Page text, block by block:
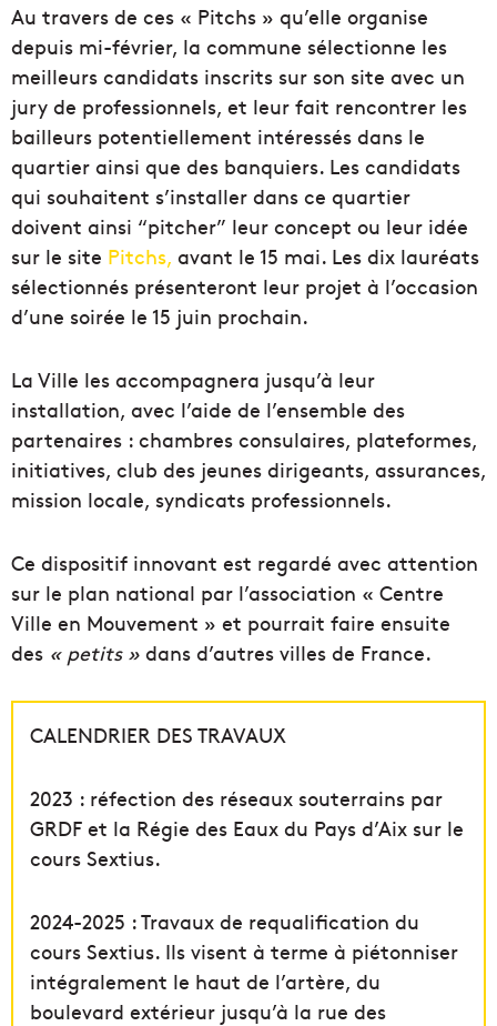
Au travers de ces « Pitchs » qu’elle organise
depuis mi-février, la commune sélectionne les
meilleurs candidats inscrits sur son site avec un
jury de professionnels, et leur fait rencontrer les
bailleurs potentiellement intéressés dans le
quartier ainsi que des banquiers. Les candidats
qui souhaitent s’installer dans ce quartier
doivent ainsi “pitcher” leur concept ou leur idée
sur le site Pitchs, avant le 15 mai. Les dix lauréats
sélectionnés présenteront leur projet à l’occasion
d’une soirée le 15 juin prochain.
La Ville les accompagnera jusqu’à leur
installation, avec l’aide de l’ensemble des
partenaires : chambres consulaires, plateformes,
initiatives, club des jeunes dirigeants, assurances,
mission locale, syndicats professionnels.
Ce dispositif innovant est regardé avec attention
sur le plan national par l’association « Centre
Ville en Mouvement » et pourrait faire ensuite
des « petits » dans d’autres villes de France.
CALENDRIER DES TRAVAUX
2023 : réfection des réseaux souterrains par
GRDF et la Régie des Eaux du Pays d’Aix sur le
cours Sextius.
2024-2025 : Travaux de requalification du
cours Sextius. Ils visent à terme à piétonniser
intégralement le haut de l’artère, du
boulevard extérieur jusqu’à la rue des